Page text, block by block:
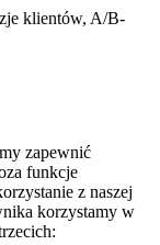
klientów, A/B-
zapewnić
funkcje
z naszej
korzystamy w